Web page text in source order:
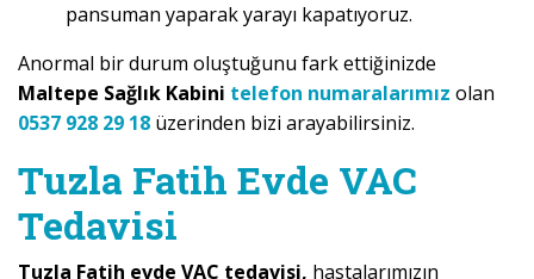
pansuman yaparak yarayı kapatıyoruz.
Anormal bir durum oluştuğunu fark ettiğinizde
Maltepe Sağlık Kabini telefon numaralarımız olan
0537 928 29 18 üzerinden bizi arayabilirsiniz.
Tuzla Fatih Evde VAC
Tedavisi
Tuzla Fatih evde VAC tedavisi, hastalarımızın